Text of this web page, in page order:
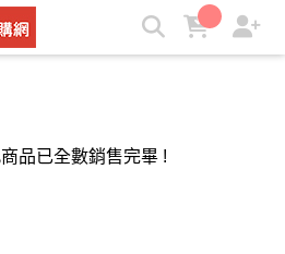
Store | ★聯華食品e購網★
品已全數銷售完畢 !